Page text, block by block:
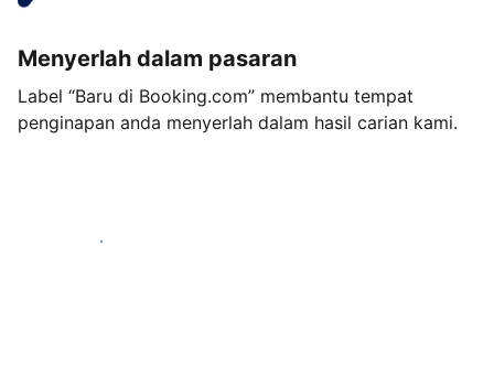
Menyerlah dalam pasaran
Label “Baru di Booking.com” membantu tempat
penginapan anda menyerlah dalam hasil carian kami.
Mulakan hari ini